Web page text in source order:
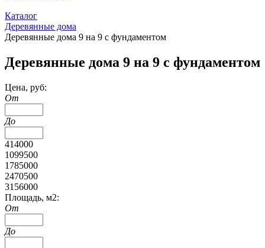
Каталог
Деревянные дома
Деревянные дома 9 на 9 с фундаментом
Деревянные дома 9 на 9 с фундаментом
Цена, руб:
От
До
414000
1099500
1785000
2470500
3156000
Площадь, м2:
От
До